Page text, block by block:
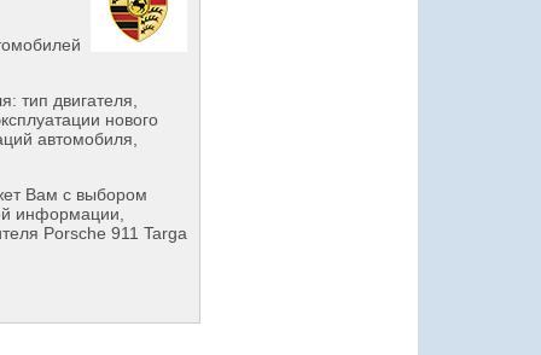
тип двигателя,
нового
автомобиля,
Вам с выбором
информации,
Porsche 911 Targa